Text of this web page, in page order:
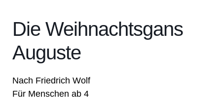
Die Weihnachtsgans
Auguste
Nach Friedrich Wolf
Für Menschen ab 4